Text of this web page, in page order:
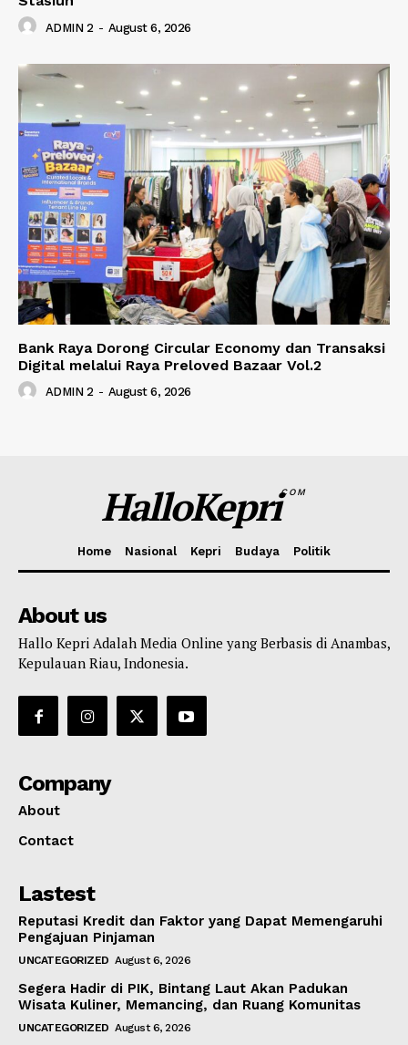
ADMIN 2 - August 6, 2026
Bank Raya Dorong Circular Economy dan Transaksi
Digital melalui Raya Preloved Bazaar Vol.2
ADMIN 2 - August 6, 2026
HalloKepriCOM
Home Nasional Kepri Budaya Politik
About us
Hallo Kepri Adalah Media Online yang Berbasis di Anambas,
Kepulauan Riau, Indonesia.
Company
About
Contact
Lastest
Reputasi Kredit dan Faktor yang Dapat Memengaruhi
Pengajuan Pinjaman
UNCATEGORIZED August 6, 2026
Segera Hadir di PIK, Bintang Laut Akan Padukan
Wisata Kuliner, Memancing, dan Ruang Komunitas
UNCATEGORIZED August 6, 2026